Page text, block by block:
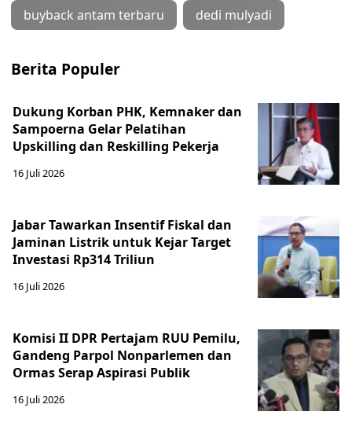
buyback antam terbaru dedi mulyadi
Berita Populer
Dukung Korban PHK, Kemnaker dan
Sampoerna Gelar Pelatihan
Upskilling dan Reskilling Pekerja
16 Juli 2026
Jabar Tawarkan Insentif Fiskal dan
Jaminan Listrik untuk Kejar Target
Investasi Rp314 Triliun
16 Juli 2026
Komisi II DPR Pertajam RUU Pemilu,
Gandeng Parpol Nonparlemen dan
Ormas Serap Aspirasi Publik
16 Juli 2026